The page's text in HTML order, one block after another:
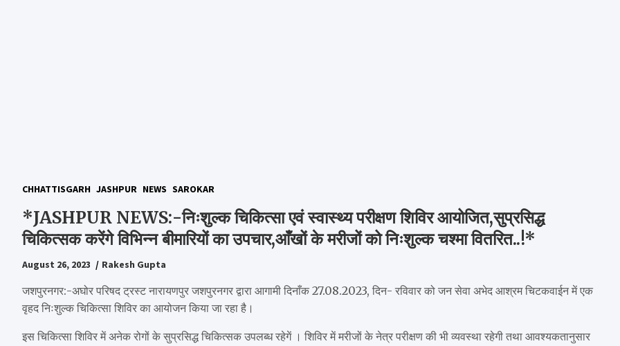
CHHATTISGARH JASHPUR NEWS SAROKAR
*JASHPUR NEWS:-निःशुल्क चिकित्सा एवं स्वास्थ्य परीक्षण शिविर आयोजित,सुप्रसिद्ध
चिकित्सक करेंगे विभिन्न बीमारियों का उपचार,आँखों के मरीजों को निःशुल्क चश्मा वितरित..!*
August 26, 2023 Rakesh Gupta
जशपुरनगर:-अघोर परिषद ट्रस्ट नारायणपुर जशपुरनगर द्वारा आगामी दिनाँक 27.08.2023, दिन- रविवार को जन सेवा अभेद आश्रम चिटकवाईन में एक
वृहद निःशुल्क चिकित्सा शिविर का आयोजन किया जा रहा है।
इस चिकित्सा शिविर में अनेक रोगों के सुप्रसिद्ध चिकित्सक उपलब्ध रहेगें । शिविर में मरीजों के नेत्र परीक्षण की भी व्यवस्था रहेगी तथा आवश्यकतानुसार